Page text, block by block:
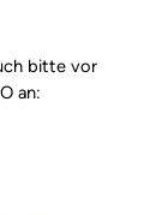
bitte vor
an: